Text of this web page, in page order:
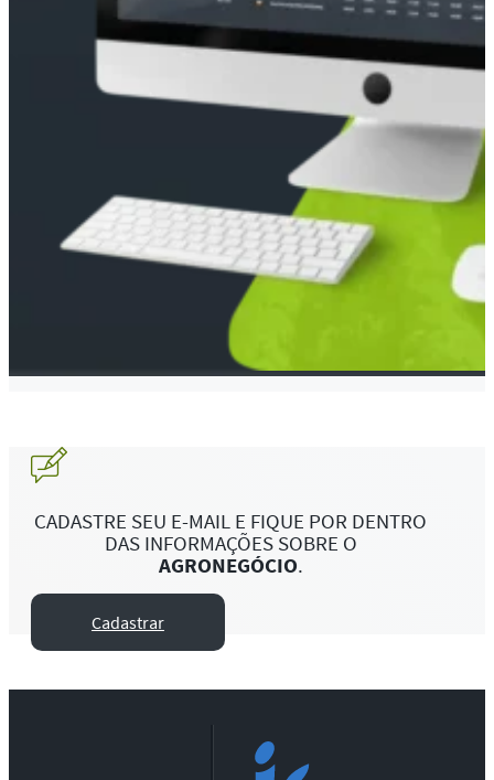
CADASTRE SEU E-MAIL E FIQUE POR DENTRO
DAS INFORMAÇÕES SOBRE O
AGRONEGÓCIO.
Cadastrar